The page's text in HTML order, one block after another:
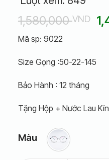
1,580,000VND
gốc
Mã sp: 9022
Size Gọng :50-22-145
Bảo Hành : 12 tháng
Tặng Hộp + Nước Lau
Màu